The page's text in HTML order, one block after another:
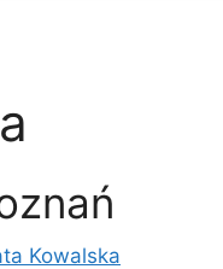
Kowalska